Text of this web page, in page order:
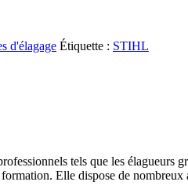
d'élagage Étiquette : STIHL
tels que les élagueurs
Elle dispose de nombreux